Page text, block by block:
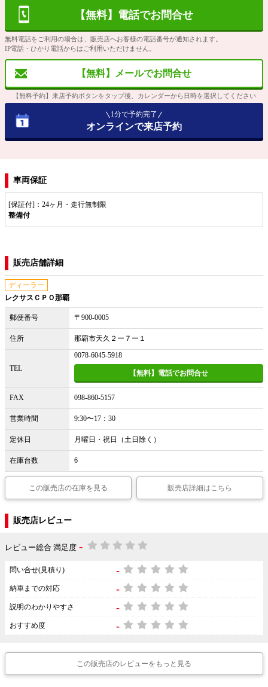
【無料】電話でお問合せ
無料電話をご利用の場合は、販売店へお客様の電話番号が通知されます。
IP電話・ひかり電話からはご利用いただけません。
【無料】メールでお問合せ
【無料予約】来店予約ボタンをタップ後、カレンダーから日時を選択してください
1分で予約完了
オンラインで来店予約
車両保証
[保証付]：24ヶ月・走行無制限
整備付
販売店舗詳細
ディーラー
レクサスＣＰＯ那覇
郵便番号 〒900-0005
住所 那覇市天久２ー７ー１
TEL
0078-6045-5918
【無料】電話でお問合せ
FAX 098-860-5157
営業時間 9:30〜17：30
定休日 月曜日・祝日（土日除く）
在庫台数 6
この販売店の在庫を見る 販売店詳細はこちら
販売店レビュー
レビュー総合 満足度 -
問い合せ(見積り) -
納車までの対応 -
説明のわかりやすさ -
おすすめ度 -
この販売店のレビューをもっと見る